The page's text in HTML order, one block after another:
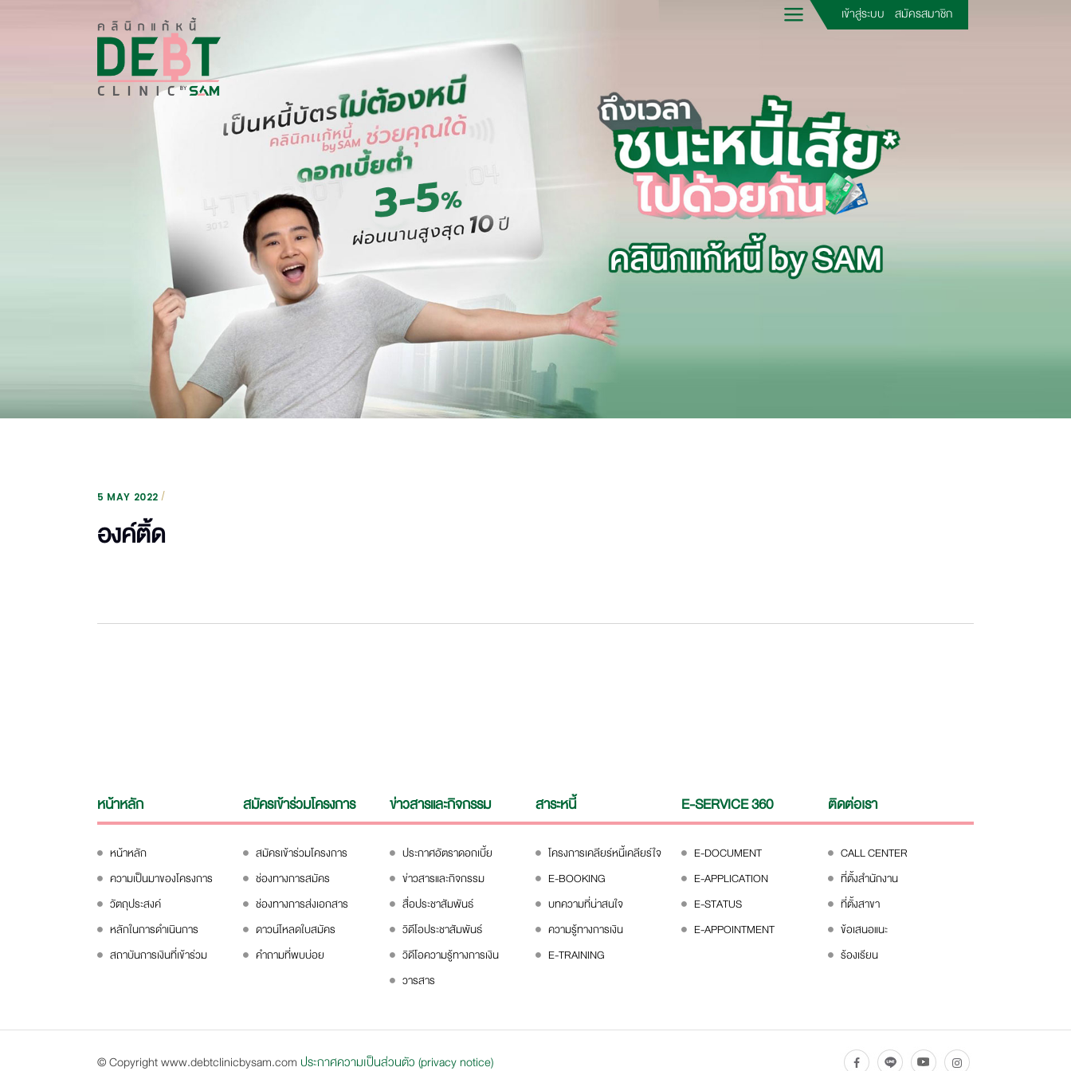
เข้าสู่ระบบ สมัครสมาชิก
5 MAY 2022
องค์ติ้ด
หน้าหลัก
หน้าหลัก
ความเป็นมาของโครงการ
วัตถุประสงค์
หลักในการดำเนินการ
สถาบันการเงินที่เข้าร่วม
สมัครเข้าร่วมโครงการ
สมัครเข้าร่วมโครงการ
ช่องทางการสมัคร
ช่องทางการส่งเอกสาร
ดาวน์โหลดใบสมัคร
คำถามที่พบบ่อย
ข่าวสารและกิจกรรม
ประกาศอัตราดอกเบี้ย
ข่าวสารและกิจกรรม
สื่อประชาสัมพันธ์
วิดีโอประชาสัมพันธ์
วิดีโอความรู้ทางการเงิน
วารสาร
สาระหนี้
โครงการเคลียร์หนี้เคลียร์ใจ
E-BOOKING
บทความที่น่าสนใจ
ความรู้ทางการเงิน
E-TRAINING
E-SERVICE 360
E-DOCUMENT
E-APPLICATION
E-STATUS
E-APPOINTMENT
ติดต่อเรา
CALL CENTER
ที่ตั้งสำนักงาน
ที่ตั้งสาขา
ข้อเสนอแนะ
ร้องเรียน
© Copyright www.debtclinicbysam.com ประกาศความเป็นส่วนตัว (privacy notice)